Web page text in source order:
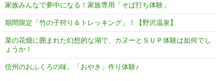
家族みんなで夢中になる！家族専用「そば打ち体験」
期間限定「竹の子狩り＆トレッキング」！【野沢温泉】
菜の花畑に囲まれた幻想的な湖で、カヌーとＳＵＰ体験は如何でし
ょうか！
信州のおふくろの味。「おやき」作り体験♪